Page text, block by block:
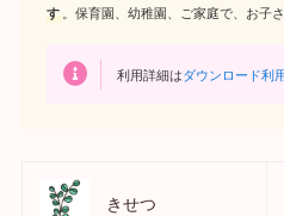
す 。保育園、幼稚園、ご家庭で、お子
利用詳細はダウンロード利
きせつ